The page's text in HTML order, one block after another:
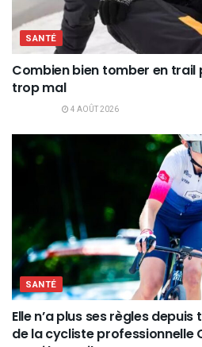
SANTÉ
Combien bien tomber en trail
trop mal
4 AOÛT 2026
SANTÉ
Elle n’a plus ses règles
de la cycliste professionnelle